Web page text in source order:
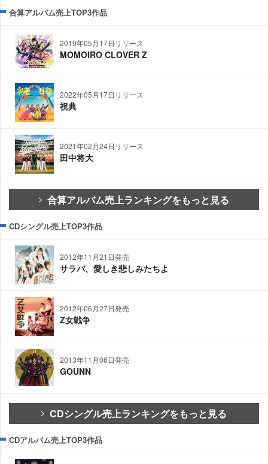
合算アルバム売上TOP3作品
2019年05月17日リリース
MOMOIRO CLOVER Z
2022年05月17日リリース
祝典
2021年02月24日リリース
田中将大
合算アルバム売上ランキングをもっと見る
CDシングル売上TOP3作品
2012年11月21日発売
サラバ、愛しき悲しみたちよ
2012年06月27日発売
Z女戦争
2013年11月06日発売
GOUNN
CDシングル売上ランキングをもっと見る
CDアルバム売上TOP3作品